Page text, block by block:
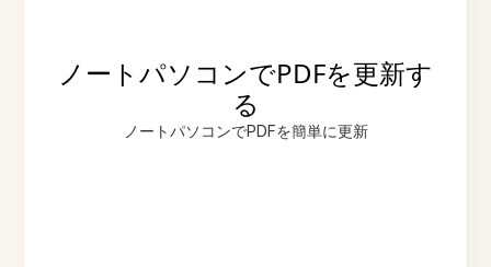
ノートパソコンでPDFを更新す
る
ノートパソコンでPDFを簡単に更新